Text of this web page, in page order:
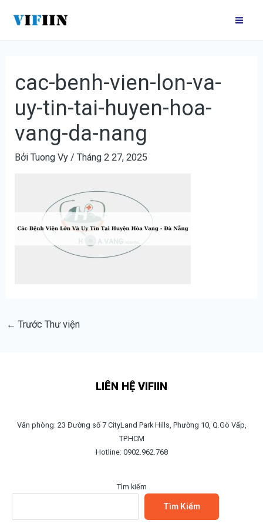
nội
cac-benh-vien-lon-va-
uy-tin-tai-huyen-hoa-
vang-da-nang
BởiTuong Vy /Tháng 2 27, 2025
hướng
bài
← Trước Thư viện
LIÊN HỆ VIFIIN
Văn phòng: 23 Đường số 7 CityLand Park Hills, Phường 10, Q.Gò Vấp,
TP.HCM
Hotline: 0902.962.768
Tìm kiếm
Tìm Kiếm